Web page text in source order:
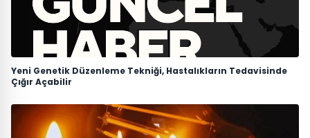
Yeni Genetik Düzenleme Tekniği, Hastalıkların Tedavisinde
Çığır Açabilir